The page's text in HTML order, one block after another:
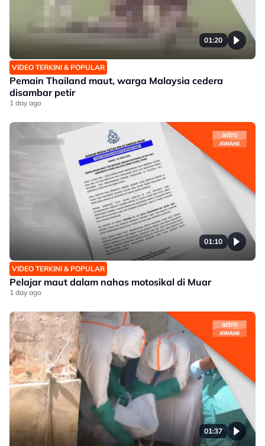
01:20
VIDEO TERKINI & POPULAR
Pemain Thailand maut, warga Malaysia cedera
disambar petir
1 day ago
01:10
VIDEO TERKINI & POPULAR
Pelajar maut dalam nahas motosikal di Muar
1 day ago
01:37